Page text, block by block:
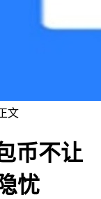
文
币不让
忧